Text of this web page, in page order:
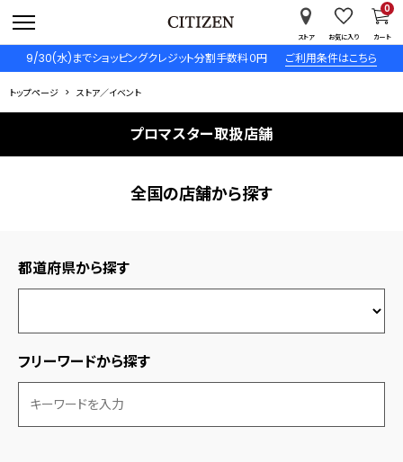
9/30(水)までショッピングクレジット分割手数料０円 ご利用条件はこちら
ストア お気に入り カート
0
トップページ ストア／イベント
プロマスター取扱店舗
全国の店舗から探す
都道府県から探す
フリーワードから探す